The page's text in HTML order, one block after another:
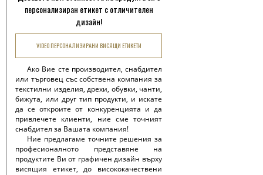
персонализиран етикет с отличителен
дизайн!
VIDEO ПЕРСОНАЛИЗИРАНИ ВИСЯЩИ ЕТИКЕТИ
Ако Вие сте производител, снабдител
или търговец със собствена компания за
текстилни изделия, дрехи, обувки, чанти,
бижута, или друг тип продукти, и искате
да се откроите от конкуренцията и да
привлечете клиенти, ние сме точният
снабдител за Вашата компания!
Ние предлагаме точните решения за
професионалното представяне на
продуктите Ви от графичен дизайн върху
висящия етикет, до висококачествени